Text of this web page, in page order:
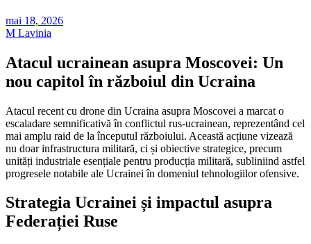
mai 18, 2026
M Lavinia
Atacul ucrainean asupra Moscovei: Un
nou capitol în războiul din Ucraina
Atacul recent cu drone din Ucraina asupra Moscovei a marcat o
escaladare semnificativă în conflictul rus-ucrainean, reprezentând cel
mai amplu raid de la începutul războiului. Această acțiune vizează
nu doar infrastructura militară, ci și obiective strategice, precum
unități industriale esențiale pentru producția militară, subliniind astfel
progresele notabile ale Ucrainei în domeniul tehnologiilor ofensive.
Strategia Ucrainei și impactul asupra
Federației Ruse